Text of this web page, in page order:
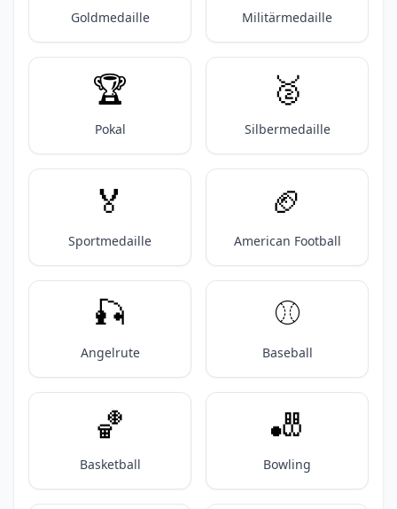
Goldmedaille Militärmedaille
🏆️
Pokal
🥈
Silbermedaille
🏅
Sportmedaille
🏈
American Football
🎣
Angelrute
⚾️
Baseball
🏀
Basketball
🎳
Bowling